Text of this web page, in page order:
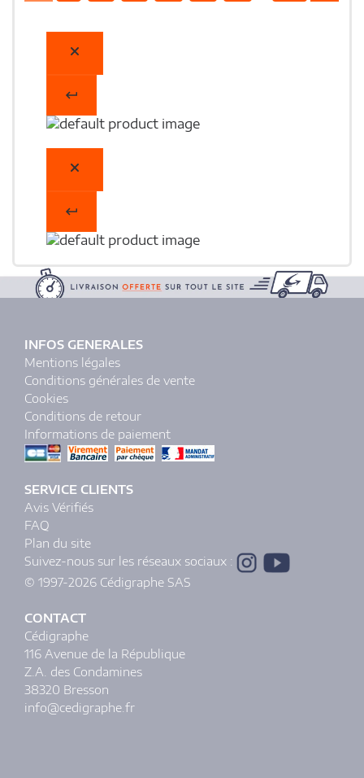
INFOS GENERALES
Mentions légales
Conditions générales de vente
Cookies
Conditions de retour
Informations de paiement
SERVICE CLIENTS
Avis Vérifiés
FAQ
Plan du site
Suivez-nous sur les réseaux sociaux :
© 1997-2026 Cédigraphe SAS
CONTACT
Cédigraphe
116 Avenue de la République
Z.A. des Condamines
38320 Bresson
info@cedigraphe.fr